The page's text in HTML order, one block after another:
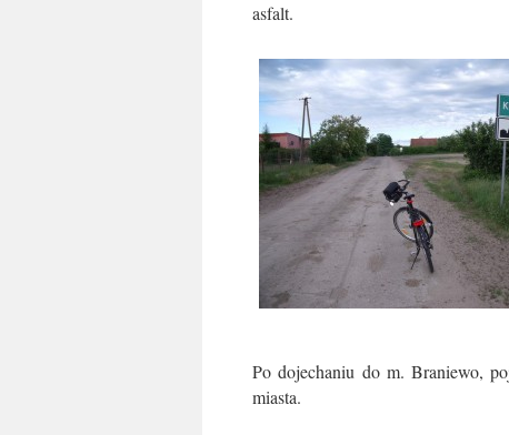
asfalt.
Po dojechaniu do m. Braniewo,
miasta.